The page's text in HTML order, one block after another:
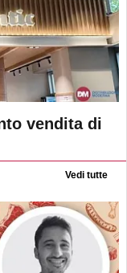
vendita di
Vedi tutte